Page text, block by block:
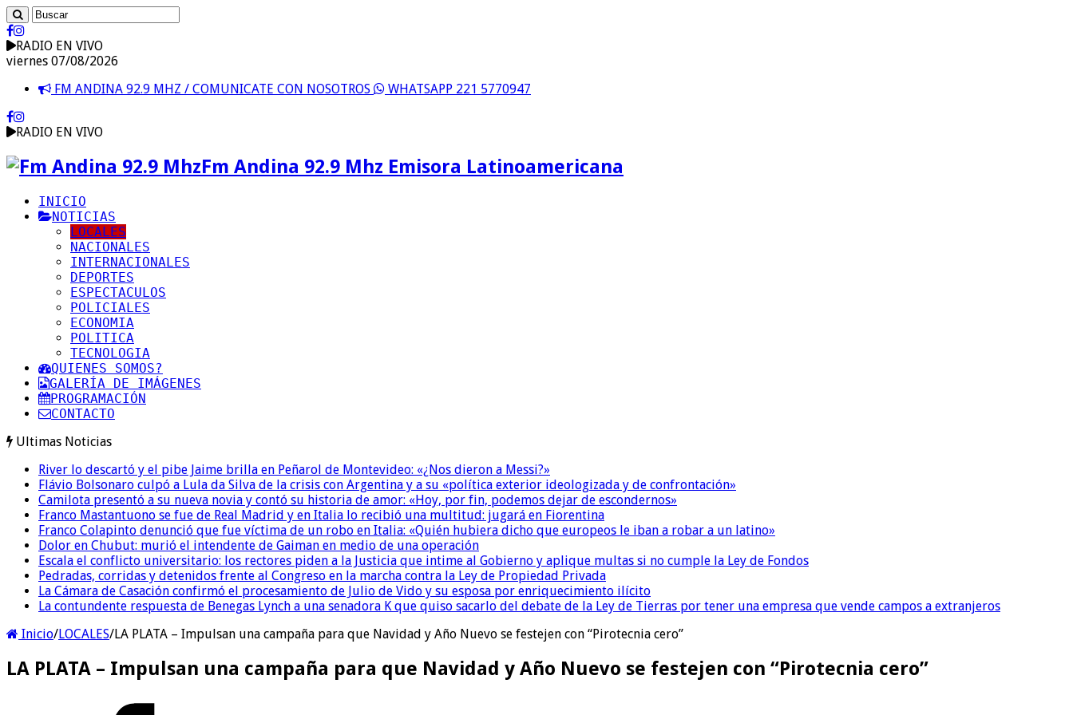
RADIO EN VIVO
viernes 07/08/2026
FM ANDINA 92.9 MHZ / COMUNICATE CON NOSOTROS
WHATSAPP 221 5770947
RADIO EN VIVO
Fm Andina 92.9 Mhz Emisora Latinoamericana
INICIO
NOTICIAS
LOCALES
NACIONALES
INTERNACIONALES
DEPORTES
ESPECTACULOS
POLICIALES
ECONOMIA
POLITICA
TECNOLOGIA
QUIENES SOMOS?
GALERÍA DE IMÁGENES
PROGRAMACIÓN
CONTACTO
Ultimas Noticias
River lo descartó y el pibe Jaime brilla en Peñarol de Montevideo: «¿Nos dieron a Messi?»
Flávio Bolsonaro culpó a Lula da Silva de la crisis con Argentina y a su «política exterior ideologizada y de confrontación»
Camilota presentó a su nueva novia y contó su historia de amor: «Hoy, por fin, podemos dejar de escondernos»
Franco Mastantuono se fue de Real Madrid y en Italia lo recibió una multitud: jugará en Fiorentina
Franco Colapinto denunció que fue víctima de un robo en Italia: «Quién hubiera dicho que europeos le iban a robar a un latino»
Dolor en Chubut: murió el intendente de Gaiman en medio de una operación
Escala el conflicto universitario: los rectores piden a la Justicia que intime al Gobierno y aplique multas si no cumple la Ley de Fondos
Pedradas, corridas y detenidos frente al Congreso en la marcha contra la Ley de Propiedad Privada
La Cámara de Casación confirmó el procesamiento de Julio de Vido y su esposa por enriquecimiento ilícito
La contundente respuesta de Benegas Lynch a una senadora K que quiso sacarlo del debate de la Ley de Tierras por tener una empresa que vende campos a extranjeros
Inicio/LOCALES/LA PLATA – Impulsan una campaña para que Navidad y Año Nuevo se festejen con “Pirotecnia cero”
LA PLATA – Impulsan una campaña para que Navidad y Año Nuevo se festejen con “Pirotecnia cero”